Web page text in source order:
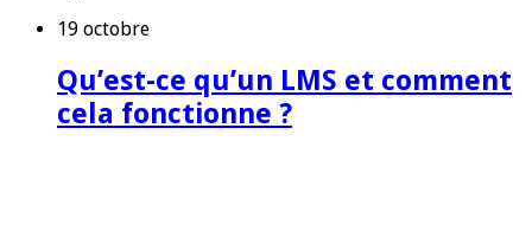
19 octobre
Qu’est-ce qu’un LMS et comment
cela fonctionne ?